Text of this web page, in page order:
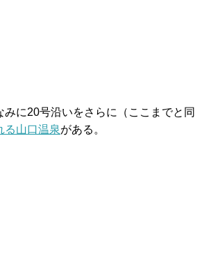
に20号沿いをさらに（ここまでと同
る山口温泉がある。